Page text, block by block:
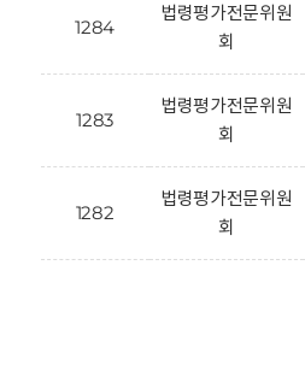
1284
법령평가전문위원
회
1283
법령평가전문위원
회
1282
법령평가전문위원
회